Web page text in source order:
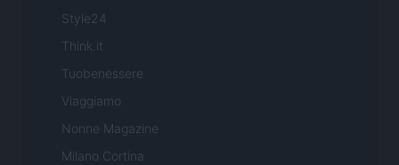
Style24
Think.it
Tuobenessere
Viaggiamo
Nonne Magazine
Milano Cortina